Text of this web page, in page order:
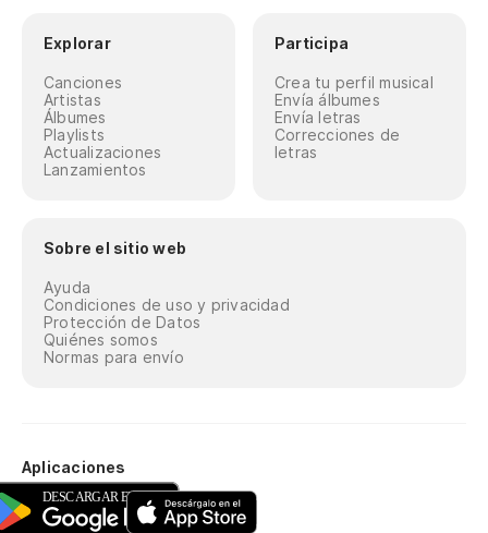
Explorar
Canciones
Artistas
Álbumes
Playlists
Actualizaciones
Lanzamientos
Participa
Crea tu perfil musical
Envía álbumes
Envía letras
Correcciones de
letras
Sobre el sitio web
Ayuda
Condiciones de uso y privacidad
Protección de Datos
Quiénes somos
Normas para envío
Aplicaciones